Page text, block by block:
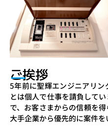
ご挨拶
5年前に聖輝エンジニアリ
とは個人で仕事を請負して
で、お客さまからの信頼を
大手企業から優先的に案件を